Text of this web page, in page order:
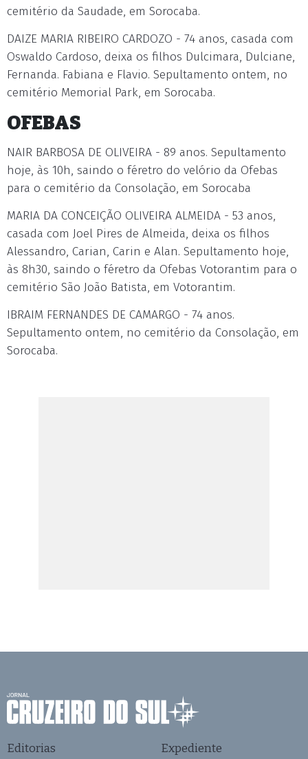
cemitério da Saudade, em Sorocaba.
DAIZE MARIA RIBEIRO CARDOZO - 74 anos, casada com
Oswaldo Cardoso, deixa os filhos Dulcimara, Dulciane,
Fernanda. Fabiana e Flavio. Sepultamento ontem, no
cemitério Memorial Park, em Sorocaba.
OFEBAS
NAIR BARBOSA DE OLIVEIRA - 89 anos. Sepultamento
hoje, às 10h, saindo o féretro do velório da Ofebas
para o cemitério da Consolação, em Sorocaba
MARIA DA CONCEIÇÃO OLIVEIRA ALMEIDA - 53 anos,
casada com Joel Pires de Almeida, deixa os filhos
Alessandro, Carian, Carin e Alan. Sepultamento hoje,
às 8h30, saindo o féretro da Ofebas Votorantim para o
cemitério São João Batista, em Votorantim.
IBRAIM FERNANDES DE CAMARGO - 74 anos.
Sepultamento ontem, no cemitério da Consolação, em
Sorocaba.
Editorias Expediente